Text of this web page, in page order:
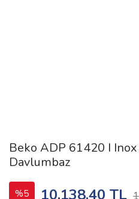
Beko ADP 61420 I
Davlumbaz
%5 10.138,40 TL